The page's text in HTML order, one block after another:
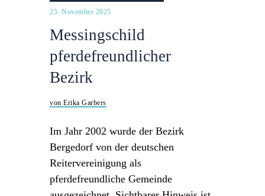
25. November 2025
Messingschild
pferdefreundlicher
Bezirk
von Erika Garbers
Im Jahr 2002 wurde der Bezirk
Bergedorf von der deutschen
Reitervereinigung als
pferdefreundliche Gemeinde